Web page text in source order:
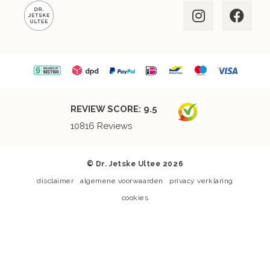
REVIEW SCORE: 9.5
10816 Reviews
© Dr. Jetske Ultee 2026
disclaimer
algemene voorwaarden
privacy verklaring
cookies